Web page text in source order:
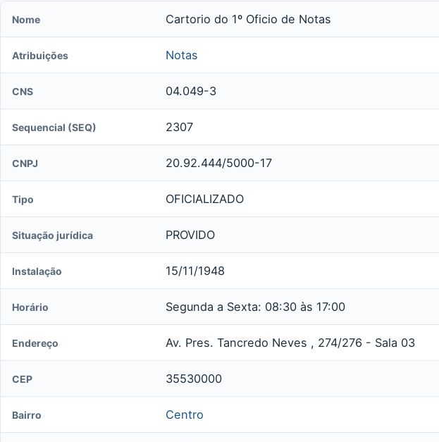
Nome Cartorio do 1º Oficio de Notas
Atribuições Notas
CNS 04.049-3
Sequencial (SEQ) 2307
CNPJ 20.92.444/5000-17
Tipo OFICIALIZADO
Situação jurídica PROVIDO
Instalação 15/11/1948
Horário Segunda a Sexta: 08:30 às 17:00
Endereço Av. Pres. Tancredo Neves , 274/276 - Sala 03
CEP 35530000
Bairro Centro